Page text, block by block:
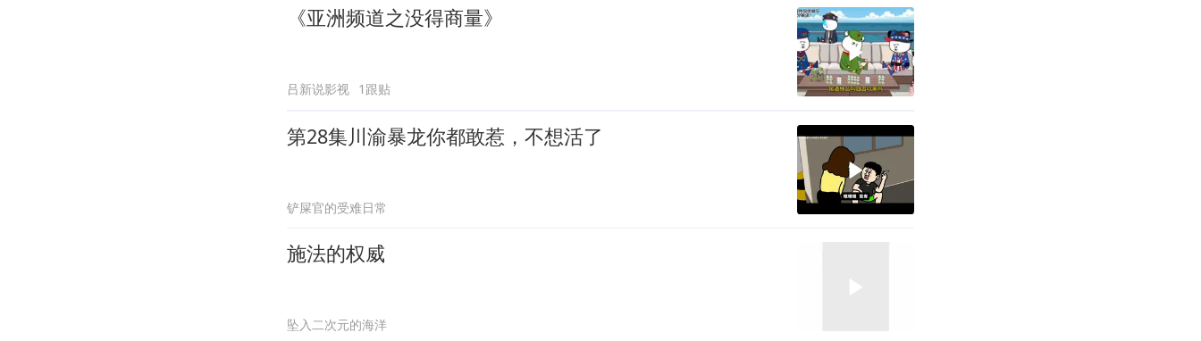
《亚洲频道之没得商量》
吕新说影视 1跟贴
第28集川渝暴龙你都敢惹，不想活了
铲屎官的受难日常
施法的权威
坠入二次元的海洋